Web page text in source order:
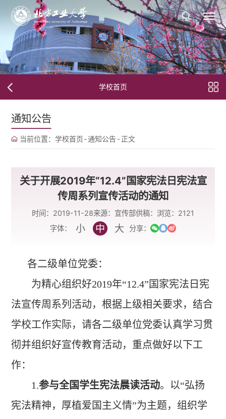
学校首页
通知公告
当前位置： 学校首页-通知公告-正文
关于开展2019年“12.4”国家宪法日宪法宣
传周系列宣传活动的通知
时间：2019-11-28来源：宣传部供稿： 浏览： 2121
字体：
小 中 大 分享：
各二级单位党委：
为精心组织好2019年“12.4”国家宪法日宪
法宣传周系列活动，根据上级相关要求，结合
学校工作实际，请各二级单位党委认真学习贯
彻并组织好宣传教育活动，重点做好以下工
作：
1.参与全国学生宪法晨读活动。以“弘扬
宪法精神，厚植爱国主义情”为主题，组织学